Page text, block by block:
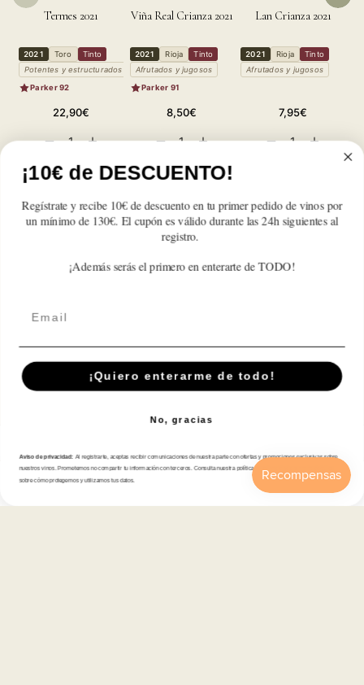
Termes 2021
2021 Toro
Tinto
Potentes y estructurados
Parker 92
Precio
22,90€
Reducir
para
2020
Aumentar
para
2020
Viña Real Crianza 2021
2021 Rioja
Tinto
Afrutados y jugosos
Parker 91
Precio
8,50€
Reducir
para
2020
Aumentar
para
2020
Lan Crianza 2021
2021 Rioja
Tinto
Afrutados y jugosos
Precio
7,95€
Reducir
2020
Aumentar
cantidad
2020
Reseñas de Clientes
Sé el primero en escribir una reseña
Suscríbete A Nuestra Newsletter
Correo electrónico
Tienda
Cuenta Carrito
¡10€ de DESCUENTO!
Regístrate y recibe 10€ de descuento en tu primer pedido de vinos por
un mínimo de 130€. El cupón es válido durante las 24h siguientes al
registro.
¡Además serás el primero en enterarte de TODO!
¡Quiero enterarme de todo!
No, gracias
Aviso de privacidad: Al registrarte, aceptas recibir comunicaciones de nuestra parte con ofertas y promociones exclusivas sobre
nuestros vinos. Prometemos no compartir tu información con terceros. Consulta nuestra política de privacidad para más detalles
sobre cómo protegemos y utilizamos tus datos.